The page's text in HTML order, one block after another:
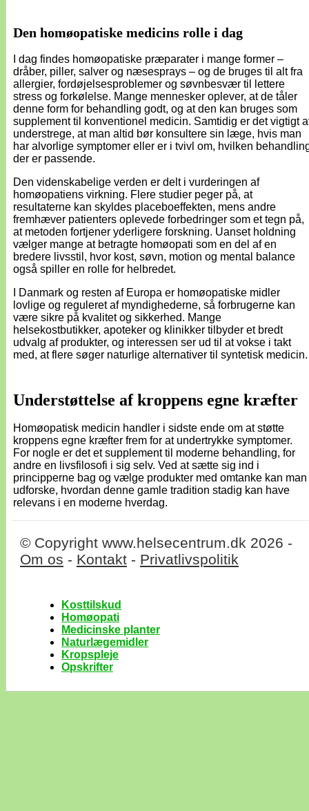
Den homøopatiske medicins rolle i dag
I dag findes homøopatiske præparater i mange former –
dråber, piller, salver og næsesprays – og de bruges til alt fra
allergier, fordøjelsesproblemer og søvnbesvær til lettere
stress og forkølelse. Mange mennesker oplever, at de tåler
denne form for behandling godt, og at den kan bruges som
supplement til konventionel medicin. Samtidig er det vigtigt
understrege, at man altid bør konsultere sin læge, hvis man
har alvorlige symptomer eller er i tvivl om, hvilken
der er passende.
Den videnskabelige verden er delt i vurderingen af
homøopatiens virkning. Flere studier peger på, at
resultaterne kan skyldes placeboeffekten, mens andre
fremhæver patienters oplevede forbedringer som et tegn på,
at metoden fortjener yderligere forskning. Uanset holdning
vælger mange at betragte homøopati som en del af en
bredere livsstil, hvor kost, søvn, motion og mental balance
også spiller en rolle for helbredet.
I Danmark og resten af Europa er homøopatiske midler
lovlige og reguleret af myndighederne, så forbrugerne kan
være sikre på kvalitet og sikkerhed. Mange
helsekostbutikker, apoteker og klinikker tilbyder et bredt
udvalg af produkter, og interessen ser ud til at vokse i takt
med, at flere søger naturlige alternativer til syntetisk medicin.
Understøttelse af kroppens egne kræfter
Homøopatisk medicin handler i sidste ende om at støtte
kroppens egne kræfter frem for at undertrykke symptomer.
For nogle er det et supplement til moderne behandling, for
andre en livsfilosofi i sig selv. Ved at sætte sig ind i
principperne bag og vælge produkter med omtanke kan man
udforske, hvordan denne gamle tradition stadig kan have
relevans i en moderne hverdag.
© Copyright www.helsecentrum.dk 2026 -
Om os - Kontakt - Privatlivspolitik
Kosttilskud
Homøopati
Medicinske planter
Naturlægemidler
Kropspleje
Opskrifter